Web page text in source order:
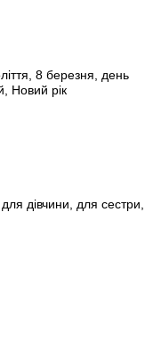
8 березня, день
Новий рік
дівчини, для сестри,